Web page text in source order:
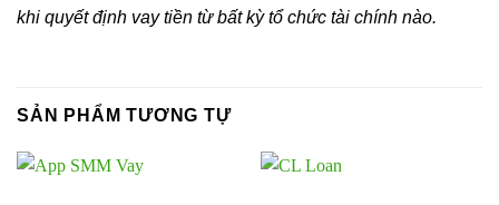
khi quyết định vay tiền từ bất kỳ tổ chức tài chính nào.
SẢN PHẨM TƯƠNG TỰ